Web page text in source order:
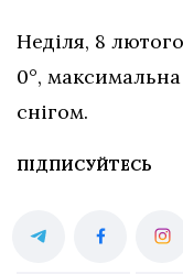
Неділя, 8
0°,
снігом.
ПІДПИСУЙТЕСЬ